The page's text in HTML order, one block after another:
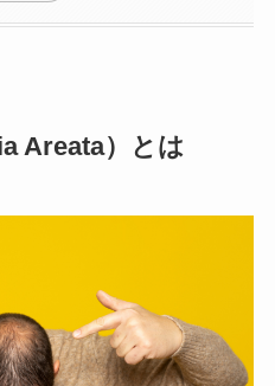
Areata）とは